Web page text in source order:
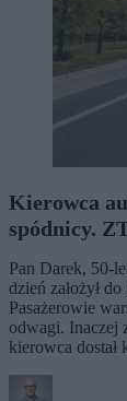
Kierowca
spódnicy.
Pan Darek, 50-
dzień założył
Pasażerowie
odwagi. Inaczej
kierowca dostał